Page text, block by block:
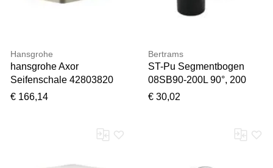
Hansgrohe
hansgrohe Axor
Seifenschale 42803820
Keramikeinsatz, brushed
€ 166,14
Bertrams
ST-Pu Segmentbogen
08SB90-200L 90°, 200
mm, geschweißt,
€ 30,02